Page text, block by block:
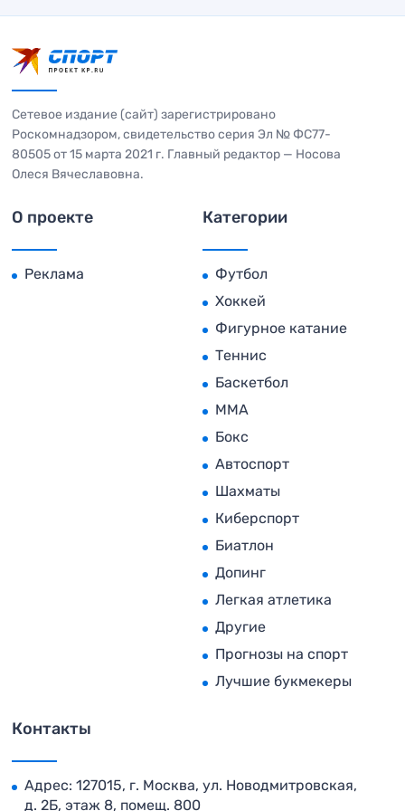
Сетевое издание (сайт) зарегистрировано
Роскомнадзором, свидетельство серия Эл № ФС77-
80505 от 15 марта 2021 г. Главный редактор — Носова
Олеся Вячеславовна.
О проекте
Реклама
Категории
Футбол
Хоккей
Фигурное катание
Теннис
Баскетбол
MMA
Бокс
Автоспорт
Шахматы
Киберспорт
Биатлон
Допинг
Легкая атлетика
Другие
Прогнозы на спорт
Лучшие букмекеры
Контакты
Адрес: 127015, г. Москва, ул. Новодмитровская,
д. 2Б, этаж 8, помещ. 800